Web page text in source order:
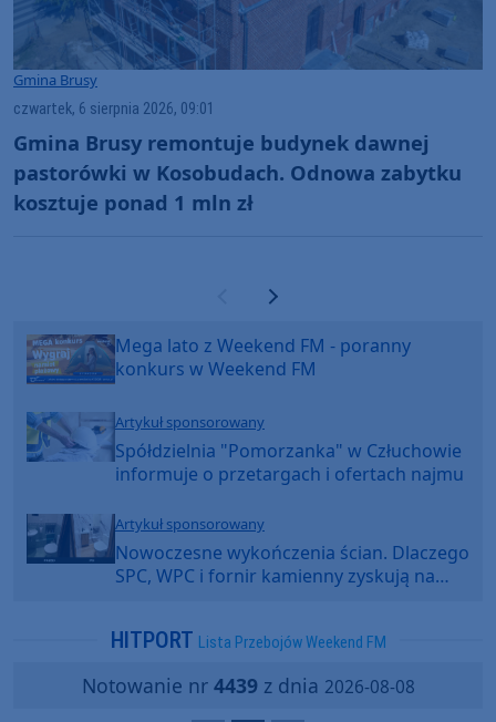
Gmina Brusy
czwartek, 6 sierpnia 2026, 09:01
Gmina Brusy remontuje budynek dawnej
pastorówki w Kosobudach. Odnowa zabytku
kosztuje ponad 1 mln zł
Poprzednia strona
Następna strona
Mega lato z Weekend FM - poranny
konkurs w Weekend FM
Artykuł sponsorowany
Spółdzielnia "Pomorzanka" w Człuchowie
informuje o przetargach i ofertach najmu
Artykuł sponsorowany
Nowoczesne wykończenia ścian. Dlaczego
SPC, WPC i fornir kamienny zyskują na
HITPORT Lista Przebojów Weekend FM
Notowanie nr 4439z dnia 2026-08-08